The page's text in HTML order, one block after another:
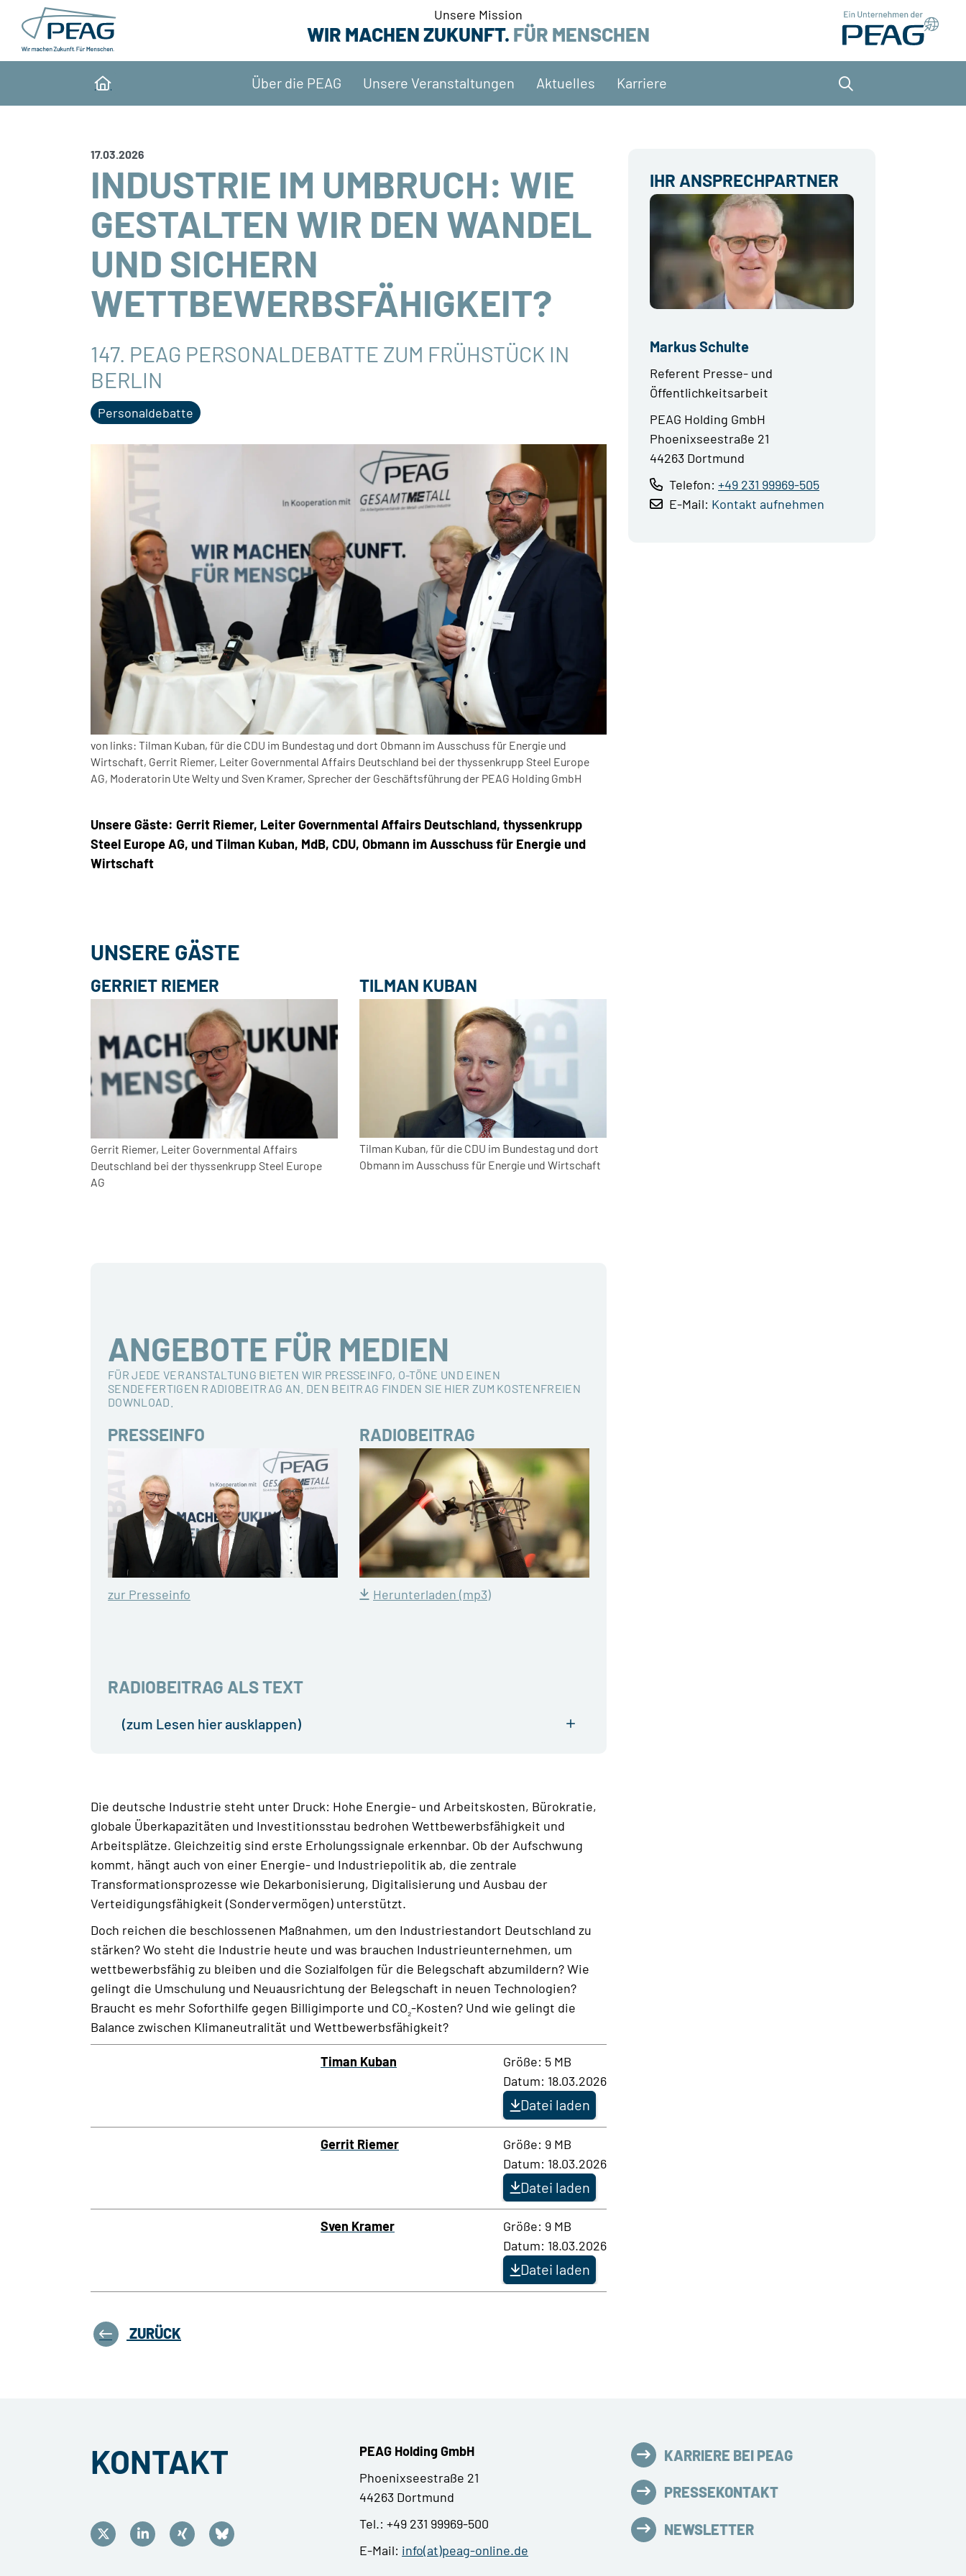
Direkt zu den Inhalten springen Unsere Mission
WIR MACHEN ZUKUNFT. FÜR MENSCHEN
Home
Über die PEAG Unsere Veranstaltungen Aktuelles Karriere
17.03.2026
INDUSTRIE IM UMBRUCH: WIE
GESTALTEN WIR DEN WANDEL
UND SICHERN
WETTBEWERBSFÄHIGKEIT?
147. PEAG PERSONALDEBATTE ZUM FRÜHSTÜCK IN
BERLIN
Personaldebatte
von links: Tilman Kuban, für die CDU im Bundestag und dort Obmann im Ausschuss für Energie und
Wirtschaft, Gerrit Riemer, Leiter Governmental Affairs Deutschland bei der thyssenkrupp Steel Europe
AG, Moderatorin Ute Welty und Sven Kramer, Sprecher der Geschäftsführung der PEAG Holding GmbH
Unsere Gäste: Gerrit Riemer, Leiter Governmental Affairs Deutschland, thyssenkrupp
Steel Europe AG, und Tilman Kuban, MdB, CDU, Obmann im Ausschuss für Energie und
Wirtschaft
UNSERE GÄSTE
GERRIET RIEMER
Gerrit Riemer, Leiter Governmental Affairs
Deutschland bei der thyssenkrupp Steel Europe
AG
TILMAN KUBAN
Tilman Kuban, für die CDU im Bundestag und dort
Obmann im Ausschuss für Energie und Wirtschaft
ANGEBOTE FÜR MEDIEN
FÜR JEDE VERANSTALTUNG BIETEN WIR PRESSEINFO, O-TÖNE UND EINEN
SENDEFERTIGEN RADIOBEITRAG AN. DEN BEITRAG FINDEN SIE HIER ZUM KOSTENFREIEN
DOWNLOAD.
PRESSEINFO
zur Presseinfo
RADIOBEITRAG
Herunterladen (mp3)
RADIOBEITRAG ALS TEXT
(zum Lesen hier ausklappen)
Die deutsche Industrie steht unter Druck: Hohe Energie- und Arbeitskosten, Bürokratie,
globale Überkapazitäten und Investitionsstau bedrohen Wettbewerbsfähigkeit und
Arbeitsplätze. Gleichzeitig sind erste Erholungssignale erkennbar. Ob der Aufschwung
kommt, hängt auch von einer Energie- und Industriepolitik ab, die zentrale
Transformationsprozesse wie Dekarbonisierung, Digitalisierung und Ausbau der
Verteidigungsfähigkeit (Sondervermögen) unterstützt.
Doch reichen die beschlossenen Maßnahmen, um den Industriestandort Deutschland zu
stärken? Wo steht die Industrie heute und was brauchen Industrieunternehmen, um
wettbewerbsfähig zu bleiben und die Sozialfolgen für die Belegschaft abzumildern? Wie
gelingt die Umschulung und Neuausrichtung der Belegschaft in neuen Technologien?
Braucht es mehr Soforthilfe gegen Billigimporte und CO₂-Kosten? Und wie gelingt die
Balance zwischen Klimaneutralität und Wettbewerbsfähigkeit?
Timan Kuban
Größe: 5 MB
Datum: 18.03.2026
Datei laden
Gerrit Riemer
Größe: 9 MB
Datum: 18.03.2026
Datei laden
Sven Kramer
Größe: 9 MB
Datum: 18.03.2026
Datei laden
ZURÜCK
IHR ANSPRECHPARTNER
Markus Schulte
Referent Presse- und
Öffentlichkeitsarbeit
PEAG Holding GmbH
Phoenixseestraße 21
44263 Dortmund
Telefon: +49 231 99969-505
E-Mail: Kontakt aufnehmen
KONTAKT
PEAG Holding GmbH
Phoenixseestraße 21
44263 Dortmund
Tel.: +49 231 99969-500
E-Mail: info(at)peag-online.de
KARRIERE BEI PEAG
PRESSEKONTAKT
NEWSLETTER